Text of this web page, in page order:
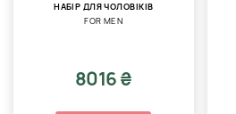
НАБІР ДЛЯ ЧОЛОВІКІВ
FOR MEN
8016 ₴